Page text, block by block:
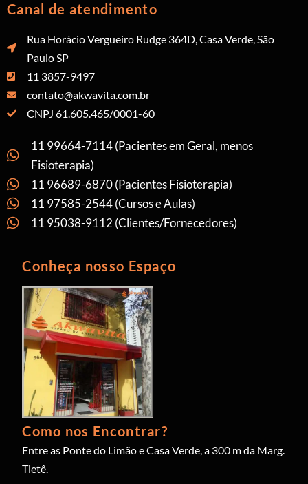
Canal de atendimento
Rua Horácio Vergueiro Rudge 364D, Casa Verde, São
Paulo SP
11 3857-9497
contato@akwavita.com.br
CNPJ 61.605.465/0001-60
11 99664-7114 (Pacientes em Geral, menos
Fisioterapia)
11 96689-6870 (Pacientes Fisioterapia)
11 97585-2544 (Cursos e Aulas)
11 95038-9112 (Clientes/Fornecedores)
Conheça nosso Espaço
Como nos Encontrar?
Entre as Ponte do Limão e Casa Verde, a 300 m da Marg.
Tietê.